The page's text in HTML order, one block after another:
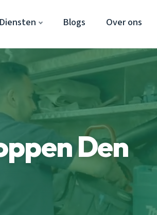
Diensten Blogs Over ons
Den